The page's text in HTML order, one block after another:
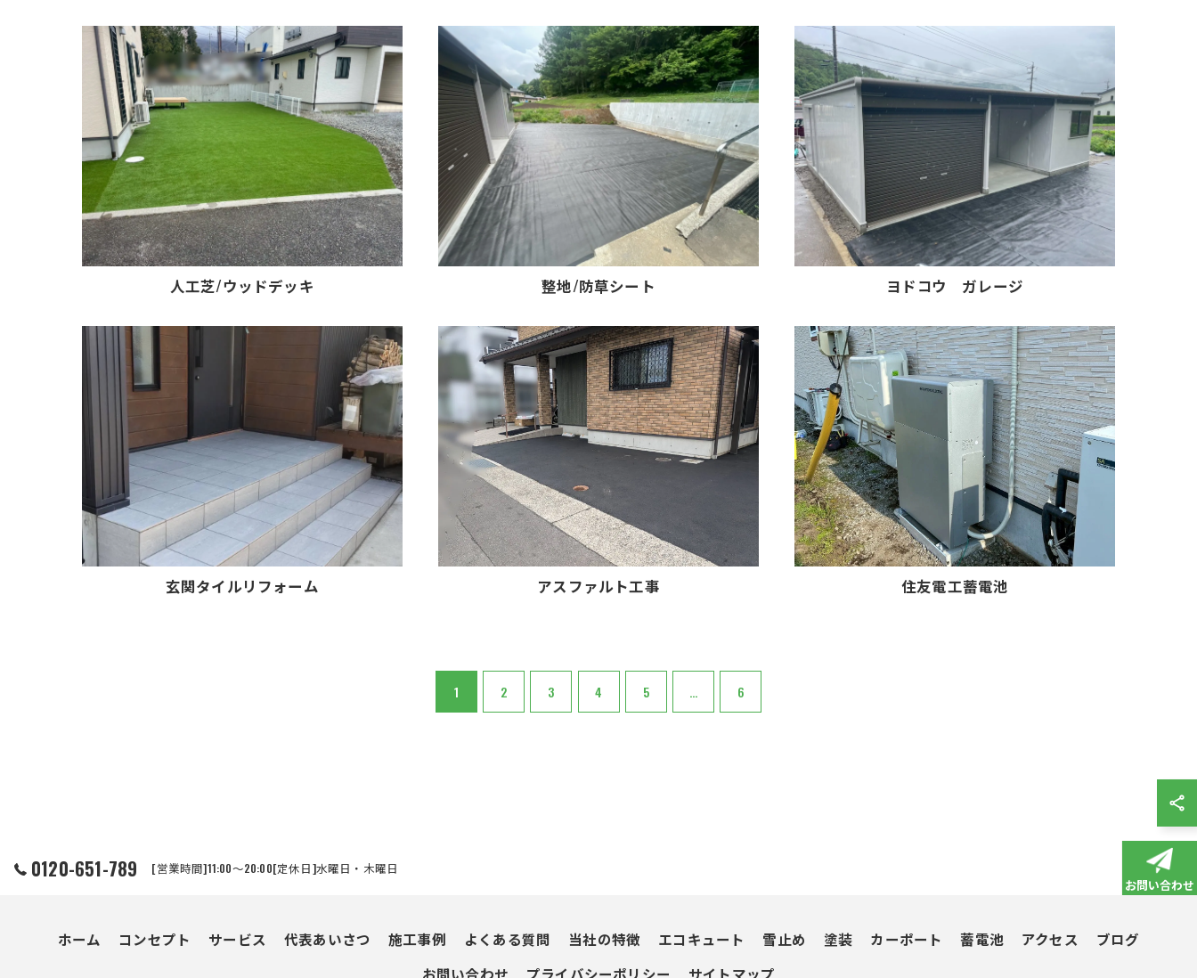
人工芝/ウッドデッキ 整地/防草シート ヨドコウ ガレージ
玄関タイルリフォーム アスファルト工事 住友電工蓄電池
1 2 3 4 5 ... 6
0120-651-789 [営業時間]11:00～20:00[定休日]水曜日・木曜日
お問い合わせ
ホーム コンセプト サービス 代表あいさつ 施工事例 よくある質問 当社の特徴 エコキュート 雪止め 塗装 カーポート 蓄電池 アクセス
ブログ
お問い合わせ
プライバシーポリシー サイトマップ
お問い合わせ・ご相談はこちら